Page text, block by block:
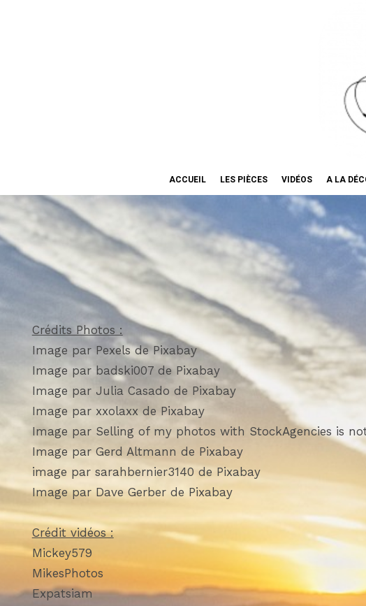
ACCUEIL LES PIÈCES VIDÉOS A LA
Crédits Photos :
Image par Pexels de Pixabay
Image par badski007 de Pixabay
Image par Julia Casado de Pixabay
Image par xxolaxx de Pixabay
Image par Selling of my photos with StockAgencies is
Image par Gerd Altmann de Pixabay
image par sarahbernier3140 de Pixabay
Image par Dave Gerber de Pixabay
Crédit vidéos :
Mickey579
MikesPhotos
Expatsiam